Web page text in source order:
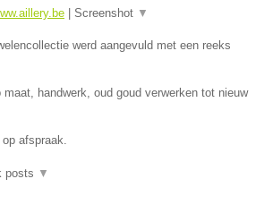
| Screenshot ▼
werd aangevuld met een reeks
maat, handwerk, oud goud verwerken tot nieuw
afspraak.
posts ▼